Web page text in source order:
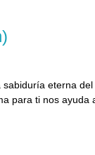
eterna
ti nos ayuda